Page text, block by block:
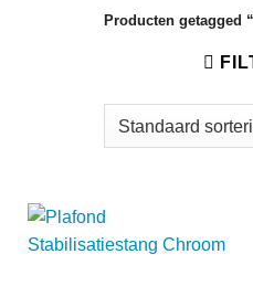
Producten getagged